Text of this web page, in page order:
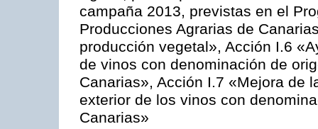
campaña 2013, previstas en el
Producciones Agrarias de
producción vegetal», Acción I.6
de vinos con denominación de
Canarias», Acción I.7 «Mejora de
exterior de los vinos con
Canarias»